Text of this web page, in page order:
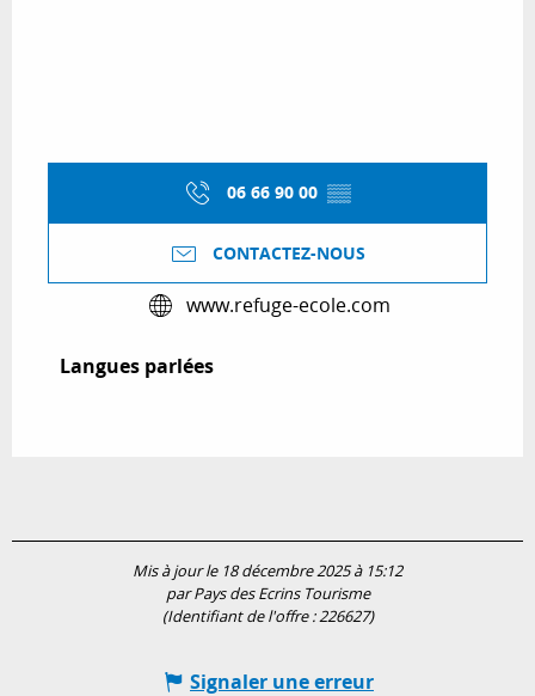
06 66 90 00 ▒▒
CONTACTEZ-NOUS
www.refuge-ecole.com
Langues parlées
Langues parlées
Mis à jour le 18 décembre 2025 à 15:12
par Pays des Ecrins Tourisme
(Identifiant de l'offre :226627)
Signaler une erreur